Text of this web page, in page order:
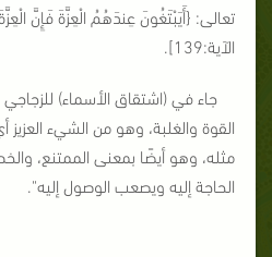
تعالى: {أَيَبْتَغُونَ عِندَهُمُ الْعِزَّةَ فَإِنَّ
الآية:139].
جاء في (اشتقاق الأسماء) للزجاجي
القوة والغلبة، وهو من الشيء
مثله، وهو أيضًا بمعنى الممتنع،
الحاجة إليه ويصعب الوصول إليه".